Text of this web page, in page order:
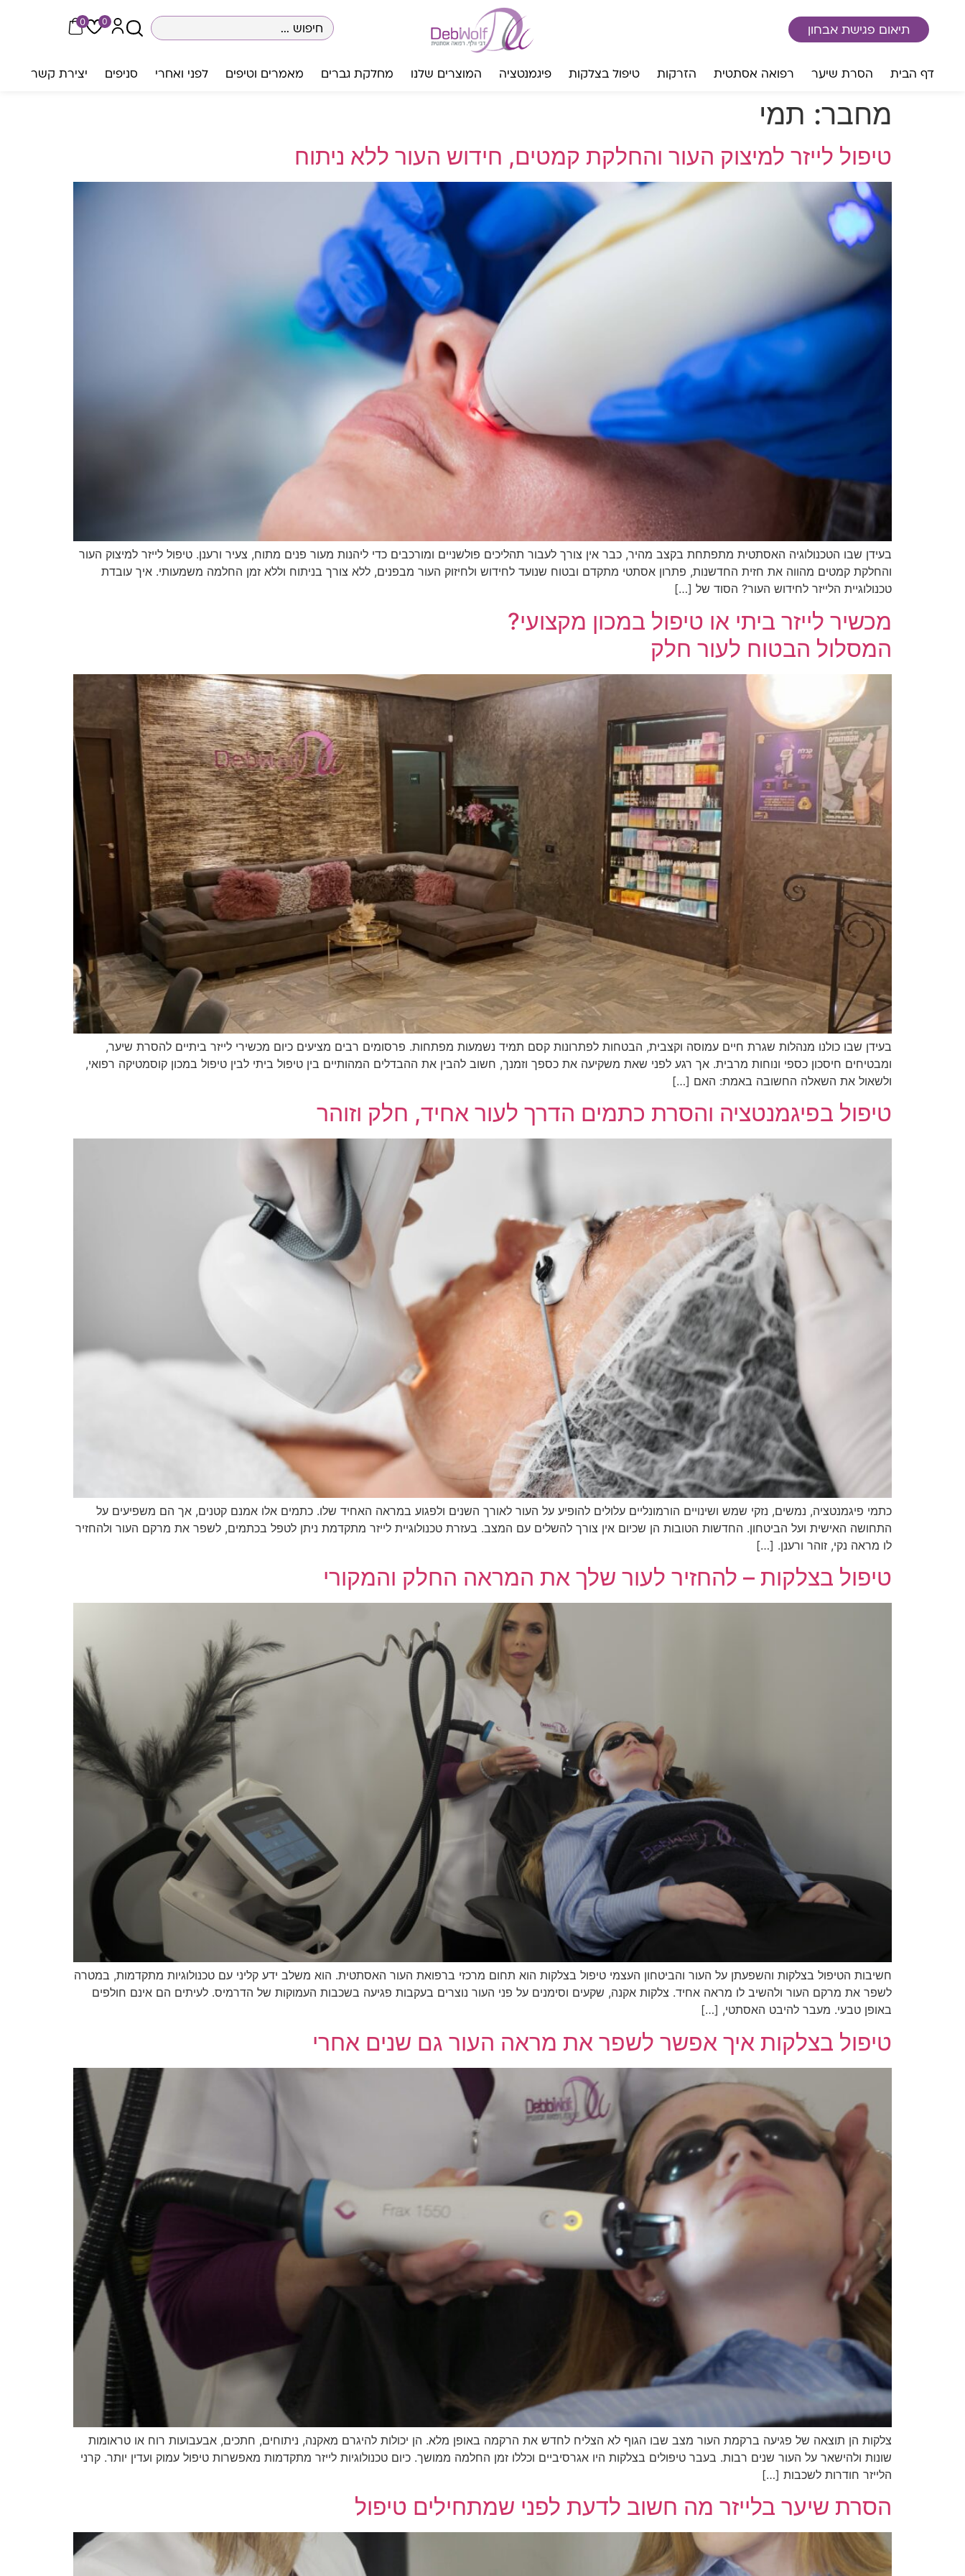
תיאום פגישת אבחון
0
0
דף הבית הסרת שיער רפואה אסתטית הזרקות טיפול בצלקות פיגמנטציה המוצרים שלנו מחלקת גברים מאמרים וטיפים לפני ואחרי סניפים יצירת קשר
מחבר: תמי
טיפול לייזר למיצוק העור והחלקת קמטים, חידוש העור ללא ניתוח
בעידן שבו הטכנולוגיה האסתטית מתפתחת בקצב מהיר, כבר אין צורך לעבור תהליכים פולשניים ומורכבים כדי ליהנות מעור פנים מתוח, צעיר ורענן. טיפול לייזר למיצוק העור
והחלקת קמטים מהווה את חזית החדשנות, פתרון אסתטי מתקדם ובטוח שנועד לחידוש ולחיזוק העור מבפנים, ללא צורך בניתוח וללא זמן החלמה משמעותי. איך עובדת
טכנולוגיית הלייזר לחידוש העור? הסוד של […]
מכשיר לייזר ביתי או טיפול במכון מקצועי?
המסלול הבטוח לעור חלק
בעידן שבו כולנו מנהלות שגרת חיים עמוסה וקצבית, הבטחות לפתרונות קסם תמיד נשמעות מפתחות. פרסומים רבים מציעים כיום מכשירי לייזר ביתיים להסרת שיער,
ומבטיחים חיסכון כספי ונוחות מרבית. אך רגע לפני שאת משקיעה את כספך וזמנך, חשוב להבין את ההבדלים המהותיים בין טיפול ביתי לבין טיפול במכון קוסמטיקה רפואי,
ולשאול את השאלה החשובה באמת: האם […]
טיפול בפיגמנטציה והסרת כתמים הדרך לעור אחיד, חלק וזוהר
כתמי פיגמנטציה, נמשים, נזקי שמש ושינויים הורמונליים עלולים להופיע על העור לאורך השנים ולפגוע במראה האחיד שלו. כתמים אלו אמנם קטנים, אך הם משפיעים על
התחושה האישית ועל הביטחון. החדשות הטובות הן שכיום אין צורך להשלים עם המצב. בעזרת טכנולוגיית לייזר מתקדמת ניתן לטפל בכתמים, לשפר את מרקם העור ולהחזיר
לו מראה נקי, זוהר ורענן. […]
טיפול בצלקות – להחזיר לעור שלך את המראה החלק והמקורי
חשיבות הטיפול בצלקות והשפעתן על העור והביטחון העצמי טיפול בצלקות הוא תחום מרכזי ברפואת העור האסתטית. הוא משלב ידע קליני עם טכנולוגיות מתקדמות, במטרה
לשפר את מרקם העור ולהשיב לו מראה אחיד. צלקות אקנה, שקעים וסימנים על פני העור נוצרים בעקבות פגיעה בשכבות העמוקות של הדרמיס. לעיתים הם אינם חולפים
באופן טבעי. מעבר להיבט האסתטי, […]
טיפול בצלקות איך אפשר לשפר את מראה העור גם שנים אחרי
צלקות הן תוצאה של פגיעה ברקמת העור מצב שבו הגוף לא הצליח לחדש את הרקמה באופן מלא. הן יכולות להיגרם מאקנה, ניתוחים, חתכים, אבעבועות רוח או טראומות
שונות ולהישאר על העור שנים רבות. בעבר טיפולים בצלקות היו אגרסיביים וכללו זמן החלמה ממושך. כיום טכנולוגיות לייזר מתקדמות מאפשרות טיפול עמוק ועדין יותר. קרני
הלייזר חודרות לשכבות […]
הסרת שיער בלייזר מה חשוב לדעת לפני שמתחילים טיפול